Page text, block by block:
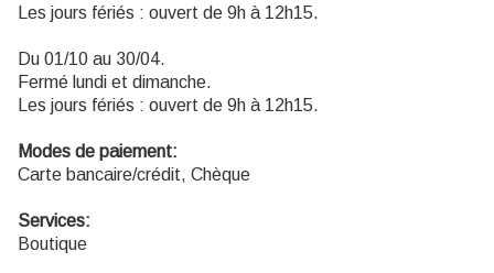
Les jours fériés : ouvert de 9h à 12h15.
Du 01/10 au 30/04.
Fermé lundi et dimanche.
Les jours fériés : ouvert de 9h à 12h15.
Modes de paiement:
Carte bancaire/crédit, Chèque
Services:
Boutique